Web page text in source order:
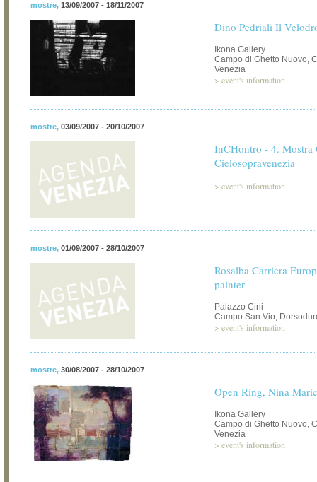
mostre, 13/09/2007 - 18/11/2007
Dino Pedriali Il
Ikona Gallery
Campo di Ghetto Nuovo,
Venezia
> event's information
mostre, 03/09/2007 - 20/10/2007
InCHontro - 4. Mostra
Cielosopravenezia
> event's information
mostre, 01/09/2007 - 28/10/2007
Rosalba Carriera
painter
Palazzo Cini
Campo San Vio,
> event's information
mostre, 30/08/2007 - 28/10/2007
Open Ring, Nina Maric
Ikona Gallery
Campo di Ghetto Nuovo,
Venezia
> event's information